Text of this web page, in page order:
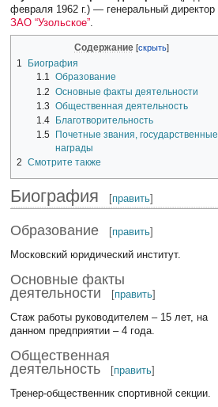
февраля 1962 г.) — генеральный директор
ЗАО “Узольское”.
Содержание
1
Биография
1.1 Образование
1.2 Основные факты деятельности
1.3 Общественная деятельность
1.4
Благотворительность
1.5
Почетные звания, государственные
награды
2
Смотрите также
Биография [править]
Образование [править]
Московский юридический институт.
Основные факты
деятельности
[править]
Стаж работы руководителем – 15 лет, на
данном предприятии – 4 года.
Общественная
деятельность
[править]
Тренер-общественник спортивной секции.